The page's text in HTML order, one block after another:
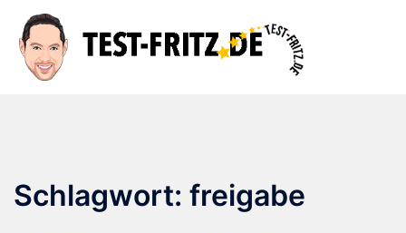
Inhalt
springen
Schlagwort: freigabe